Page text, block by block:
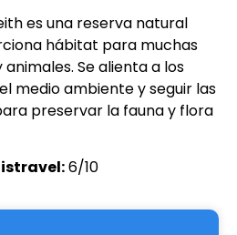
es una reserva natural
hábitat para muchas
Se alienta a los
medio ambiente y seguir las
preservar la fauna y flora
6/10